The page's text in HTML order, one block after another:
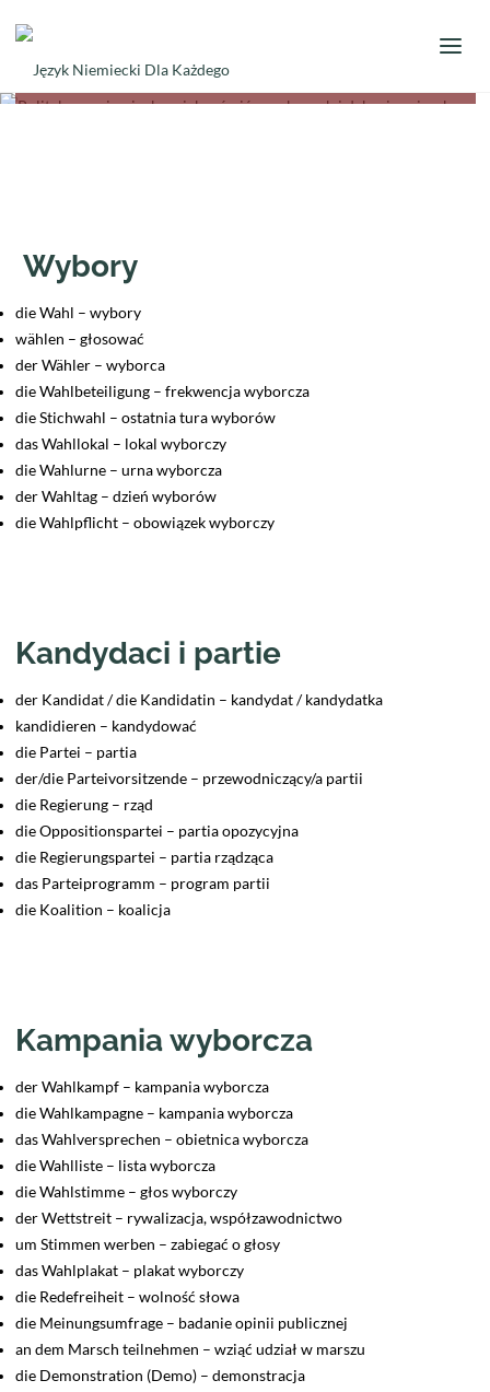
blog
Polityka po niemiecku – jak mówić o wyborach i debacie w
Wybory
die Wahl – wybory
wählen – głosować
der Wähler – wyborca
die Wahlbeteiligung – frekwencja wyborcza
die Stichwahl – ostatnia tura wyborów
das Wahllokal – lokal wyborczy
die Wahlurne – urna wyborcza
der Wahltag – dzień wyborów
die Wahlpflicht – obowiązek wyborczy
Kandydaci i partie
der Kandidat / die Kandidatin – kandydat / kandydatka
kandidieren – kandydować
die Partei – partia
der/die Parteivorsitzende – przewodniczący/a partii
die Regierung – rząd
die Oppositionspartei – partia opozycyjna
die Regierungspartei – partia rządząca
das Parteiprogramm – program partii
die Koalition – koalicja
Kampania wyborcza
der Wahlkampf – kampania wyborcza
die Wahlkampagne – kampania wyborcza
das Wahlversprechen – obietnica wyborcza
die Wahlliste – lista wyborcza
die Wahlstimme – głos wyborczy
der Wettstreit – rywalizacja, współzawodnictwo
um Stimmen werben – zabiegać o głosy
das Wahlplakat – plakat wyborczy
die Redefreiheit – wolność słowa
die Meinungsumfrage – badanie opinii publicznej
an dem Marsch teilnehmen – wziąć udział w marszu
die Demonstration (Demo) – demonstracja